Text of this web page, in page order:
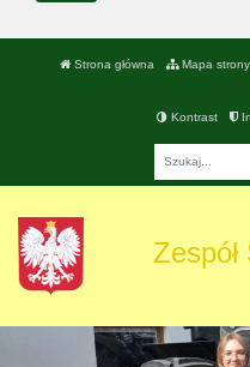
Strona główna Mapa strony
Kontrast
Zespół